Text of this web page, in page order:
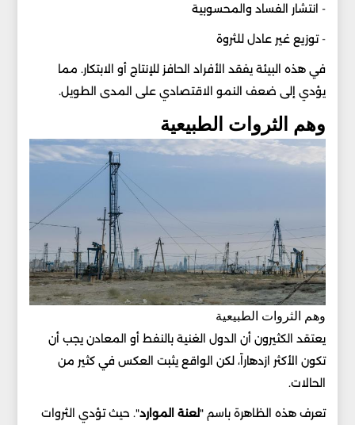
- انتشار الفساد والمحسوبية
- توزيع غير عادل للثروة
في هذه البيئة يفقد الأفراد الحافز للإنتاج أو الابتكار. مما
يؤدي إلى ضعف النمو الاقتصادي على المدى الطويل.
وهم الثروات الطبيعية
وهم الثروات الطبيعية
يعتقد الكثيرون أن الدول الغنية بالنفط أو المعادن يجب أن
تكون الأكثر ازدهاراً، لكن الواقع يثبت العكس في كثير من
الحالات.
تعرف هذه الظاهرة باسم "لعنة الموارد". حيث تؤدي الثروات